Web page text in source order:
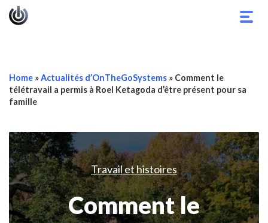
Home »Actualités d’OnTheGoSystems » Comment le
télétravail a permis à Roel Ketagoda d’être présent pour sa
famille
Travail et histoires
Comment le